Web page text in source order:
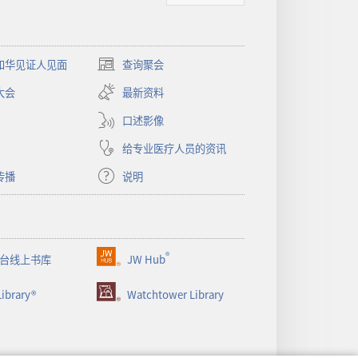
华见证人见面 查询聚会
（打
开
新
窗
口）
会
最新资料
口述影像
给专业医疗人员的资讯
播
说明
线上书库 JW Hub®
（打
开
新
Watchtower Library